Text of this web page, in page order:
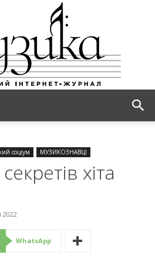
соціум МУЗИКОЗНАВЦІ
хіта
2022
WhatsApp